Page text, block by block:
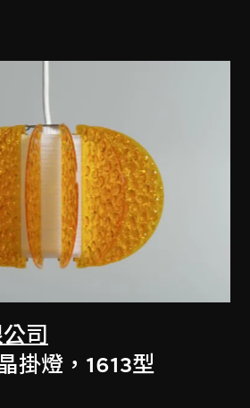
司
掛燈，1613型